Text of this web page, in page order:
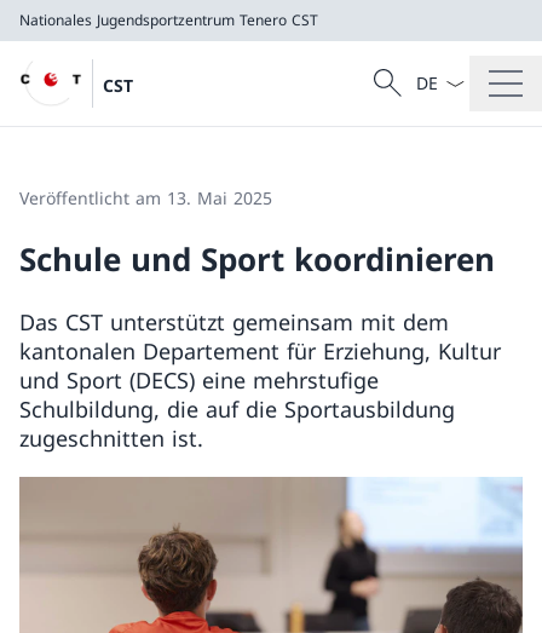
Nationales Jugendsportzentrum Tenero CST
CST
CST
Suche
Suche
Sprach
Veröffentlicht am 13. Mai 2025
Schule und Sport koordinieren
Das CST unterstützt gemeinsam mit dem
kantonalen Departement für Erziehung, Kultur
und Sport (DECS) eine mehrstufige
Schulbildung, die auf die Sportausbildung
zugeschnitten ist.